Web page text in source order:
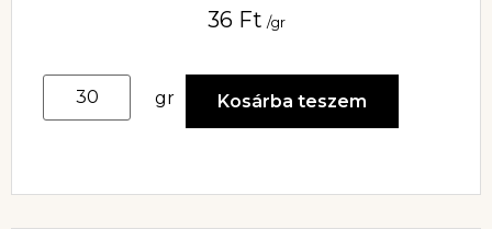
36 Ft /gr
gr Kosárba teszem